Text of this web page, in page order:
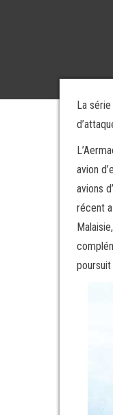
La
avion
avions
récent a